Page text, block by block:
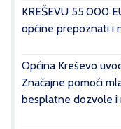
KREŠEVU 55.000
općine prepoznati i
Općina Kreševo
Značajne pomoći
besplatne dozvole i